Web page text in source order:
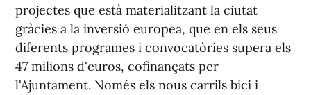
projectes que està materialitzant la ciutat
gràcies a la inversió europea, que en els seus
diferents programes i convocatòries supera els
47 milions d'euros, cofinançats per
l'Ajuntament. Només els nous carrils bici i